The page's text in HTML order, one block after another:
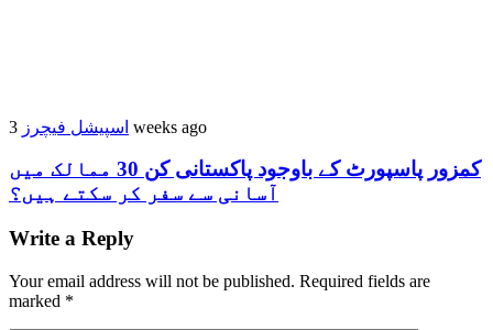
اسپیشل فیچرز 3 weeks ago
کمزور پاسپورٹ کے باوجود پاکستانی کن 30 ممالک میں
آسانی سے سفر کر سکتے ہیں؟
Write a Reply
Your email address will not be published. Required fields are
marked *